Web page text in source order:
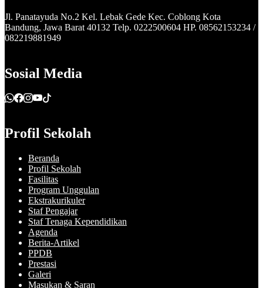
Jl. Panatayuda No.2 Kel. Lebak Gede Kec. Coblong Kota
Bandung, Jawa Barat 40132 Telp. 0222500604 HP. 08562153234 /
082219881949
Sosial Media
Profil Sekolah
Beranda
Profil Sekolah
Fasilitas
Program Unggulan
Ekstrakurikuler
Staf Pengajar
Staf Tenaga Kependidikan
Agenda
Berita-Artikel
PPDB
Prestasi
Galeri
Masukan & Saran